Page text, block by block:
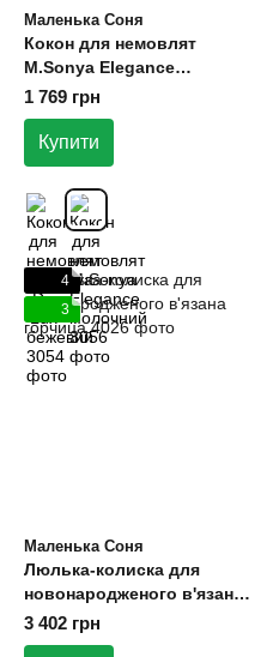
Маленька Соня
Кокон для немовлят
M.Sonya Elegance
молочний
1 769 грн
Купити
4
3
Маленька Соня
Люлька-колиска для
новонародженого в'язана
горчица
3 402 грн